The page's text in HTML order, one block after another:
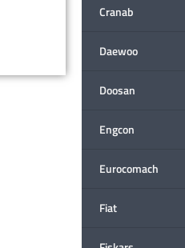
Cranab
Daewoo
Doosan
Engcon
Eurocomach
Fiat